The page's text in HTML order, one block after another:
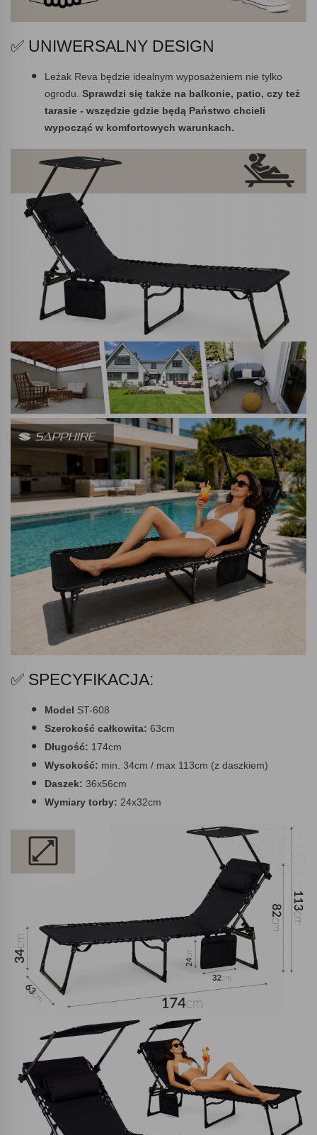
✅ UNIWERSALNY DESIGN
Leżak Reva będzie idealnym wyposażeniem nie tylko
ogrodu. Sprawdzi się także na balkonie, patio, czy też
tarasie - wszędzie gdzie będą Państwo chcieli
wypocząć w komfortowych warunkach.
✅ SPECYFIKACJA:
Model ST-608
Szerokość całkowita: 63cm
Długość: 174cm
Wysokość: min. 34cm / max 113cm (z daszkiem)
Daszek: 36x56cm
Wymiary torby: 24x32cm